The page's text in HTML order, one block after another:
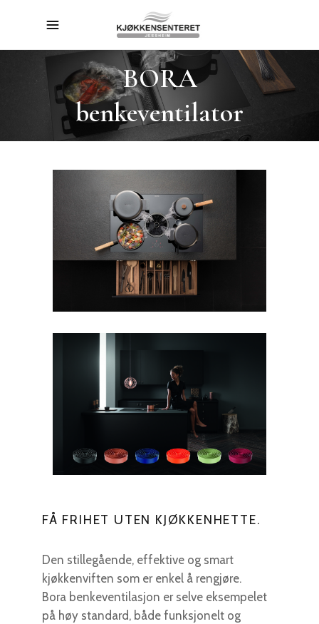
BORA
benkeventilator
FÅ FRIHET UTEN KJØKKENHETTE.
Den stillegående, effektive og smart
kjøkkenviften som er enkel å rengjøre.
Bora benkeventilasjon er selve eksempelet
på høy standard, både funksjonelt og